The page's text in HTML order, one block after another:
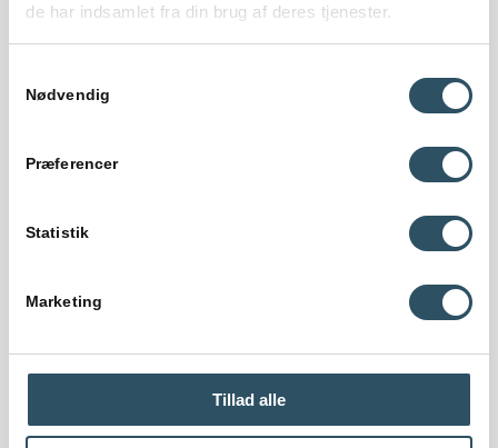
de har indsamlet fra din brug af deres tjenester.
Nødvendig
Præferencer
Statistik
Marketing
Tillad alle
ophæve din
skriveblokade
spærrer for at få skrevet dét, der skal skrives. Men faktisk er
muren lettere nedbrydelig, end du fornemmer. Med samtaler
og enkle teknikker er det muligt at ophæve blokaden og igen
blive tryg i din skriveproces.